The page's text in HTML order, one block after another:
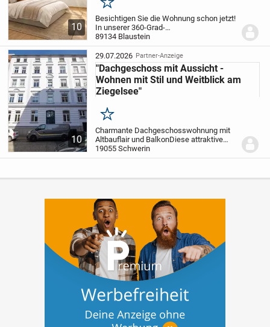
10
Merken
Besichtigen Sie die Wohnung schon jetzt!
In unserer 360-Grad-
Tour:https://tour.ogulo.com/uH2o
Etagenwohnung aus dem Jahr 1972
überzeugt auf rund 83 m² durch eine helle,
offene Raumwirkung und...
89134 Blaustein
10
29.07.2026 Partner-Anzeige
"Dachgeschoss mit Aussicht -
Wohnen mit Stil und Weitblick am
Ziegelsee"
Merken
Charmante Dachgeschosswohnung mit
Altbauflair und BalkonDiese attraktive
Drei-Zimmer-Wohnung befindet sich im
Dachgeschoss eines gepflegten
19055 Schwerin